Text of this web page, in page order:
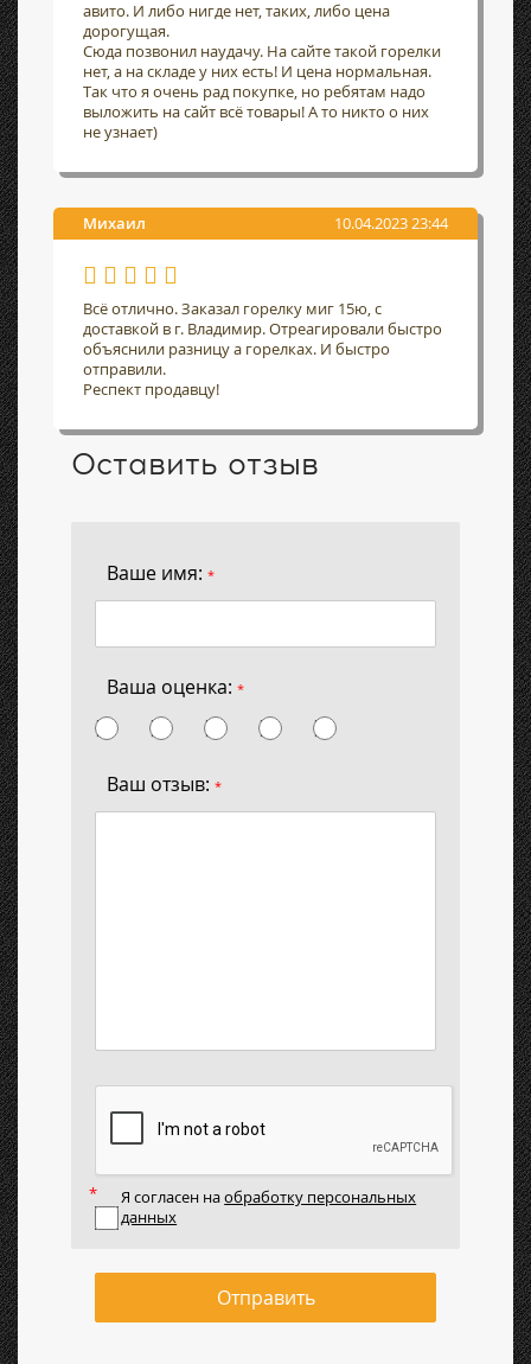
авито. И либо нигде нет, таких, либо цена
дорогущая.
Сюда позвонил наудачу. На сайте такой горелки
нет, а на складе у них есть! И цена нормальная.
Так что я очень рад покупке, но ребятам надо
выложить на сайт всё товары! А то никто о них
не узнает)
Михаил 10.04.2023 23:44
Всё отлично. Заказал горелку миг 15ю, с
доставкой в г. Владимир. Отреагировали быстро
объяснили разницу а горелках. И быстро
отправили.
Респект продавцу!
Оставить отзыв
Ваше имя: *
Ваша оценка: *
Ваш отзыв: *
Я согласен наобработку персональных
данных
Отправить